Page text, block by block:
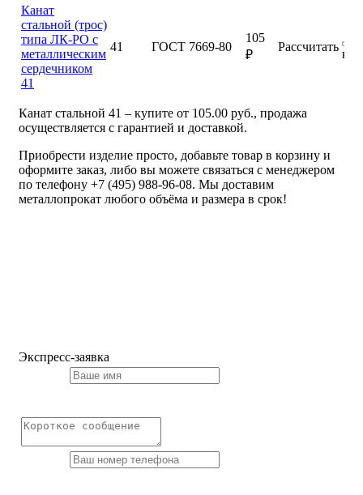
Канат
стальной (трос)
типа ЛК-РО с
металлическим
сердечником
41
41 ГОСТ 7669-80
105
₽
Рассчитать
Канат стальной 41 – купите от 105.00 руб., продажа
осуществляется с гарантией и доставкой.
Приобрести изделие просто, добавьте товар в корзину и
оформите заказ, либо вы можете связаться с менеджером
по телефону +7 (495) 988-96-08. Мы доставим
металлопрокат любого объёма и размера в срок!
Экспресс-заявка